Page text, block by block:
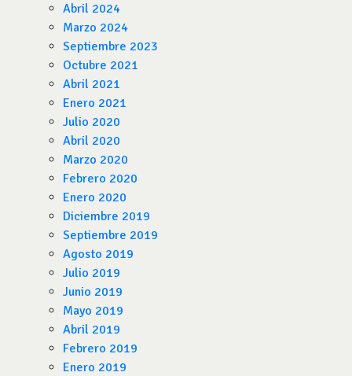
Abril 2024
Marzo 2024
Septiembre 2023
Octubre 2021
Abril 2021
Enero 2021
Julio 2020
Abril 2020
Marzo 2020
Febrero 2020
Enero 2020
Diciembre 2019
Septiembre 2019
Agosto 2019
Julio 2019
Junio 2019
Mayo 2019
Abril 2019
Febrero 2019
Enero 2019